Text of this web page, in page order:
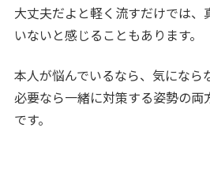
大丈夫だよと軽く流すだけでは、
いないと感じることもあります。
本人が悩んでいるなら、気になら
必要なら一緒に対策する姿勢の両
です。